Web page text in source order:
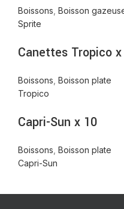
Boissons Boisson
Sprite
Canettes Tropico
Boissons Boisson plate
Tropico
Capri-Sun x 10
Boissons Boisson plate
Capri-Sun